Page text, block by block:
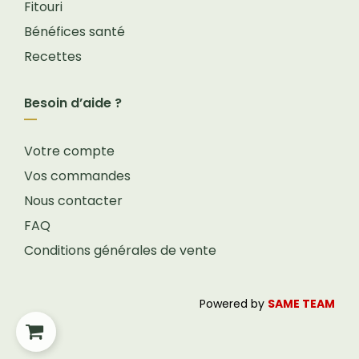
Fitouri
Bénéfices santé
Recettes
Besoin d’aide ?
Votre compte
Vos commandes
Nous contacter
FAQ
Conditions générales de vente
Powered by SAME TEAM